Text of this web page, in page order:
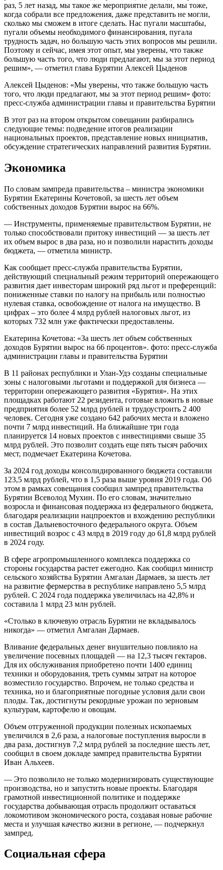
раз, 5 лет назад, мы такое же мероприятие делали, мы тоже,
когда собрали все предложения, даже представить не могли,
сколько мы сможем в итоге сделать. Нас пугали масштабы,
пугали объемы необходимого финансирования, пугала
трудность задач, но большую часть этих вопросов мы решили.
Поэтому и сейчас, имея этот опыт, мы уверены, что также
большую часть того, что люди предлагают, мы за этот период
решим», — отметил глава Бурятии Алексей Цыденов
Алексей Цыденов: «Мы уверены, что также большую часть
того, что люди предлагают, мы за этот период решим» фото:
пресс-служба администрации главы и правительства Бурятии
В этот раз на втором открытом совещании разбирались
следующие темы: подведение итогов реализации
национальных проектов, представление новых инициатив,
обсуждение стратегических направлений развития Бурятии.
Экономика
По словам зампреда правительства – министра экономики
Бурятии Екатерины Кочетовой, за шесть лет объем
собственных доходов Бурятии вырос на 66%.
— Инструменты, применяемые правительством Бурятии, не
только способствовали притоку инвестиций — за шесть лет
их объем вырос в два раза, но и позволили нарастить доходы
бюджета, — отметила министр.
Как сообщает пресс-служба правительства Бурятии,
действующий специальный режим территорий опережающего
развития дает инвесторам широкий ряд льгот и преференций:
пониженные ставки по налогу на прибыль или полностью
нулевая ставка, освобождение от налога на имущество. В
цифрах – это более 4 млрд рублей налоговых льгот, из
которых 732 млн уже фактически предоставлены.
Екатерина Кочетова: «За шесть лет объем собственных
доходов Бурятии вырос на 66 процентов». фото: пресс-служба
администрации главы и правительства Бурятии
В 11 районах республики и Улан-Удэ созданы специальные
зоны с налоговыми льготами и поддержкой для бизнеса —
территории опережающего развития «Бурятия». На этих
площадках работают 22 резидента, готовые вложить в новые
предприятия более 52 млрд рублей и трудоустроить 2 400
человек. Сегодня уже создано 642 рабочих места и вложено
почти 7 млрд инвестиций. На ближайшие три года
планируется 14 новых проектов с инвестициями свыше 35
млрд рублей. Это позволит создать еще пять тысяч рабочих
мест, подмечает Екатерина Кочетова.
За 2024 год доходы консолидированного бюджета составили
123,5 млрд рублей, что в 1,5 раза выше уровня 2019 года. Об
этом в рамках совещания сообщил зампред правительства
Бурятии Всеволод Мухин. По его словам, значительно
возросла и финансовая поддержка из федерального бюджета,
благодаря реализации нацпроектов и вхождению республики
в состав Дальневосточного федерального округа. Объем
инвестиций возрос с 43 млрд в 2019 году до 61,8 млрд рублей
в 2024 году.
В сфере агропромышленного комплекса поддержка со
стороны государства растет ежегодно. Как сообщил министр
сельского хозяйства Бурятии Амгалан Дармаев, за шесть лет
на развитие фермерства в республике направлено 5,5 млрд
рублей. С 2024 года поддержка увеличилась на 42,8% и
составила 1 млрд 23 млн рублей.
«Столько в ключевую отрасль Бурятии не вкладывалось
никогда» — отметил Амгалан Дармаев.
Вливание федеральных денег внушительно повлияло на
увеличение посевных площадей — на 12,3 тысяч гектаров.
Для их обслуживания приобретено почти 1400 единиц
техники и оборудования, треть суммы затрат на которое
возместило государство. Впрочем, не только средства и
техника, но и благоприятные погодные условия дали свои
плоды. Так, достигнуты рекордные урожаи по зерновым
культурам, картофелю и овощам.
Объем отгруженной продукции полезных ископаемых
увеличился в 2,6 раза, а налоговые поступления выросли в
два раза, достигнув 7,2 млрд рублей за последние шесть лет,
сообщил в своем докладе зампред правительства Бурятии
Иван Альхеев.
— Это позволило не только модернизировать существующие
производства, но и запустить новые проекты. Благодаря
грамотной инвестиционной политике и поддержке
государства добывающая отрасль продолжит оставаться
локомотивом экономического роста, создавая новые рабочие
места и улучшая качество жизни в регионе, — подчеркнул
зампред.
Социальная сфера